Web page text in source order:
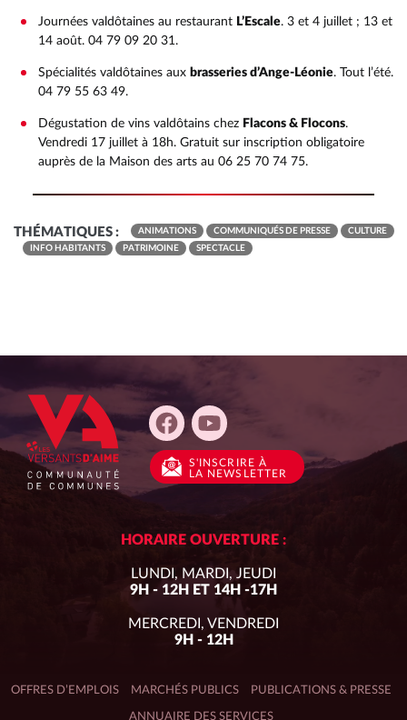
Journées valdôtaines au restaurant L’Escale. 3 et 4 juillet ; 13 et
14 août. 04 79 09 20 31.
Spécialités valdôtaines aux brasseries d’Ange-Léonie. Tout l’été.
04 79 55 63 49.
Dégustation de vins valdôtains chez Flacons & Flocons.
Vendredi 17 juillet à 18h. Gratuit sur inscription obligatoire
auprès de la Maison des arts au 06 25 70 74 75.
THÉMATIQUES : ANIMATIONS COMMUNIQUÉS DE PRESSE
CULTURE
INFO HABITANTS
PATRIMOINE SPECTACLE
HORAIRE OUVERTURE :
LUNDI, MARDI, JEUDI
9H - 12H ET 14H -17H
MERCREDI, VENDREDI
9H - 12H
OFFRES D’EMPLOIS MARCHÉS PUBLICS PUBLICATIONS & PRESSE
ANNUAIRE DES SERVICES
S'INSCRIRE À
LA NEWSLETTER